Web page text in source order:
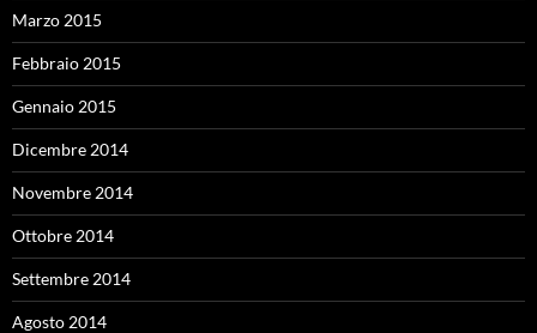
Marzo 2015
Febbraio 2015
Gennaio 2015
Dicembre 2014
Novembre 2014
Ottobre 2014
Settembre 2014
Agosto 2014